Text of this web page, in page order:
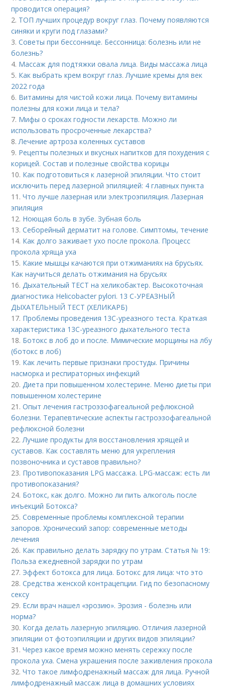
проводится операция?
2. ТОП лучших процедур вокруг глаз. Почему появляются
синяки и круги под глазами?
3.Советы при бессоннице. Бессонница: болезнь или не
болезнь?
4. Массаж для подтяжки овала лица. Виды массажа лица
5. Как выбрать крем вокруг глаз. Лучшие кремы для век
2022 года
6. Витамины для чистой кожи лица. Почему витамины
полезны для кожи лица и тела?
7. Мифы о сроках годности лекарств. Можно ли
использовать просроченные лекарства?
8.Лечение артроза коленных суставов
9. Рецепты полезных и вкусных напитков для похудения с
корицей. Состав и полезные свойства корицы
10. Как подготовиться к лазерной эпиляции. Что стоит
исключить перед лазерной эпиляцией: 4 главных пункта
11.Что лучше лазерная или электроэпиляция. Лазерная
эпиляция
12. Ноющая боль в зубе. Зубная боль
13.Себорейный дерматит на голове. Cимптомы, течение
14. Как долго заживает ухо после прокола. Процесс
прокола хряща уха
15. Какие мышцы качаются при отжиманиях на брусьях.
Как научиться делать отжимания на брусьях
16.Дыхательный ТЕСТ на хеликобактер. Высокоточная
диагностика Helicobacter pylori. 13 C-УРЕАЗНЫЙ
ДЫХАТЕЛЬНЫЙ ТЕСТ (ХЕЛИКАРБ)
17. Проблемы проведения 13С-уреазного теста. Краткая
характеристика 13С-уреазного дыхательного теста
18. Ботокс в лоб до и после. Мимические морщины на лбу
(ботокс в лоб)
19. Как лечить первые признаки простуды. Причины
насморка и респираторных инфекций
20.Диета при повышенном холестерине. Меню диеты при
повышенном холестерине
21.Опыт лечения гастроэзофагеальной рефлюксной
болезни. Терапевтические аспекты гастроэзофагеальной
рефлюксной болезни
22.Лучшие продукты для восстановления хрящей и
суставов. Как составлять меню для укрепления
позвоночника и суставов правильно?
23. Противопоказания LPG массажа. LPG-массаж: есть ли
противопоказания?
24. Ботокс, как долго. Можно ли пить алкоголь после
инъекций Ботокса?
25.Современные проблемы комплексной терапии
запоров. Хронический запор: современные методы
лечения
26. Как правильно делать зарядку по утрам. Статья № 19:
Польза ежедневной зарядки по утрам
27. Эффект ботокса для лица. Ботокс для лица: что это
28.Средства женской контрацепции. Гид по безопасному
сексу
29. Если врач нашел «эрозию». Эрозия - болезнь или
норма?
30. Когда делать лазерную эпиляцию. Отличия лазерной
эпиляции от фотоэпиляции и других видов эпиляции?
31.Через какое время можно менять сережку после
прокола уха. Смена украшения после заживления прокола
32.Что такое лимфодренажный массаж для лица. Ручной
лимфодренажный массаж лица в домашних условиях